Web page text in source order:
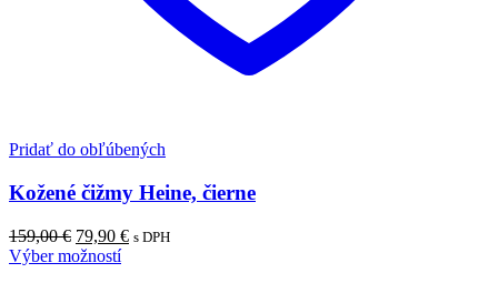
Pridať do obľúbených
Kožené čižmy Heine, čierne
159,00€ 79,90 € s DPH
Výber možností